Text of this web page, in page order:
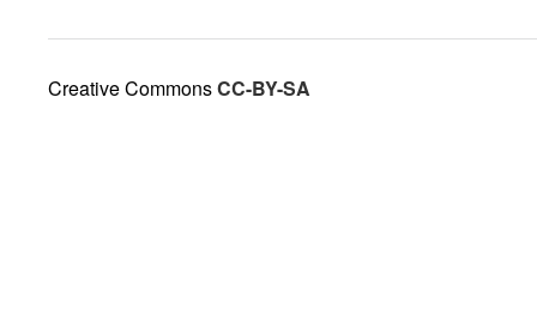
Creative CommonsCC-BY-SA